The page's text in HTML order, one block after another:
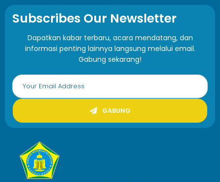
Subscribes Our Newsletter
Dapatkan kabar terbaru, acara mendatang, dan
informasi penting lainnya langsung melalui email.
Gabung sekarang!
GABUNG